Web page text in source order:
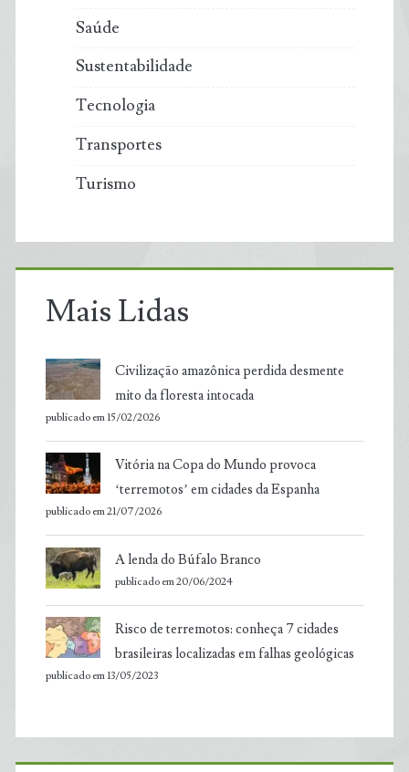
Saúde
Sustentabilidade
Tecnologia
Transportes
Turismo
Mais Lidas
Civilização amazônica perdida desmente
mito da floresta intocada
publicado em 15/02/2026
Vitória na Copa do Mundo provoca
‘terremotos’ em cidades da Espanha
publicado em 21/07/2026
A lenda do Búfalo Branco
publicado em 20/06/2024
Risco de terremotos: conheça 7 cidades
brasileiras localizadas em falhas geológicas
publicado em 13/05/2023